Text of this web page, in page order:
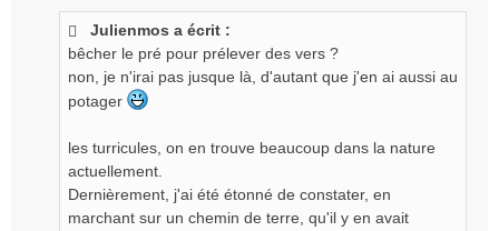
Julienmos a écrit :
bêcher le pré pour prélever des vers ?
non, je n'irai pas jusque là, d'autant que j'en ai aussi au
potager
les turricules, on en trouve beaucoup dans la nature
actuellement.
Dernièrement, j'ai été étonné de constater, en
marchant sur un chemin de terre, qu'il y en avait